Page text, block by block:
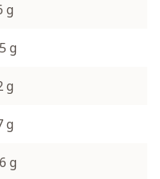
g
g
g
g
g